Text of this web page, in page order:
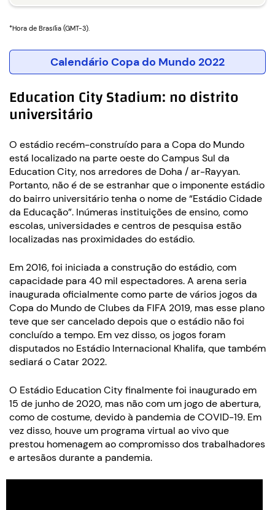
*Hora de Brasília (GMT-3).
Calendário Copa do Mundo 2022
Education City Stadium: no distrito
universitário
O estádio recém-construído para a Copa do Mundo
está localizado na parte oeste do Campus Sul da
Education City, nos arredores de Doha / ar-Rayyan.
Portanto, não é de se estranhar que o imponente estádio
do bairro universitário tenha o nome de “Estádio Cidade
da Educação”. Inúmeras instituições de ensino, como
escolas, universidades e centros de pesquisa estão
localizadas nas proximidades do estádio.
Em 2016, foi iniciada a construção do estádio, com
capacidade para 40 mil espectadores. A arena seria
inaugurada oficialmente como parte de vários jogos da
Copa do Mundo de Clubes da FIFA 2019, mas esse plano
teve que ser cancelado depois que o estádio não foi
concluído a tempo. Em vez disso, os jogos foram
disputados no Estádio Internacional Khalifa, que também
sediará o Catar 2022.
O Estádio Education City finalmente foi inaugurado em
15 de junho de 2020, mas não com um jogo de abertura,
como de costume, devido à pandemia de COVID-19. Em
vez disso, houve um programa virtual ao vivo que
prestou homenagem ao compromisso dos trabalhadores
e artesãos durante a pandemia.